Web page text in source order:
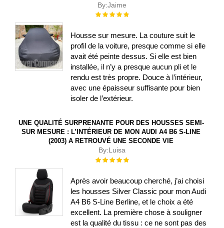
By:Jaime
Évaluation :
Housse sur mesure. La couture suit le
profil de la voiture, presque comme si elle
avait été peinte dessus. Si elle est bien
installée, il n’y a presque aucun pli et le
rendu est très propre. Douce à l’intérieur,
avec une épaisseur suffisante pour bien
isoler de l’extérieur.
UNE QUALITÉ SURPRENANTE POUR DES HOUSSES SEMI-
SUR MESURE : L’INTÉRIEUR DE MON AUDI A4 B6 S-LINE
(2003) A RETROUVÉ UNE SECONDE VIE
By:Luisa
Évaluation :
Après avoir beaucoup cherché, j’ai choisi
les housses Silver Classic pour mon Audi
A4 B6 S-Line Berline, et le choix a été
excellent. La première chose à souligner
est la qualité du tissu : ce ne sont pas des